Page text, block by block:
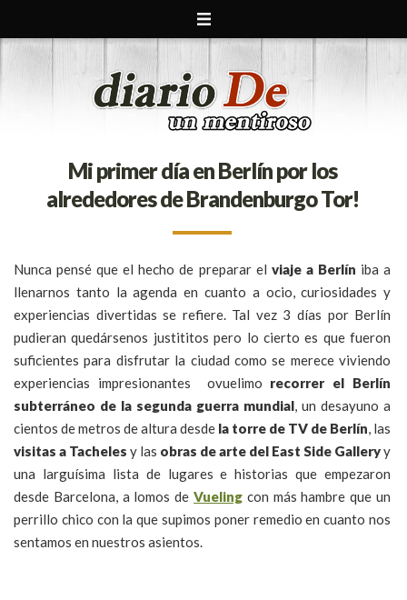
Mi primer día en Berlín por los
alrededores de Brandenburgo Tor!
Nunca pensé que el hecho de preparar el viaje a Berlín iba a
llenarnos tanto la agenda en cuanto a ocio, curiosidades y
experiencias divertidas se refiere. Tal vez 3 días por Berlín
pudieran quedársenos justititos pero lo cierto es que fueron
suficientes para disfrutar la ciudad como se merece viviendo
experiencias impresionantes ovuelimo recorrer el Berlín
subterráneo de la segunda guerra mundial, un desayuno a
cientos de metros de altura desde la torre de TV de Berlín, las
visitas a Tacheles y las obras de arte del East Side Galleryy
una larguísima lista de lugares e historias que empezaron
desde Barcelona, a lomos deVueling con más hambre que un
perrillo chico con la que supimos poner remedio en cuanto nos
sentamos en nuestros asientos.